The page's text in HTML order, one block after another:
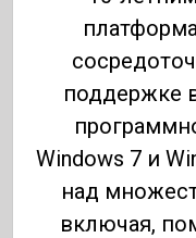
поддержке
Windows 7 и
над
включая,